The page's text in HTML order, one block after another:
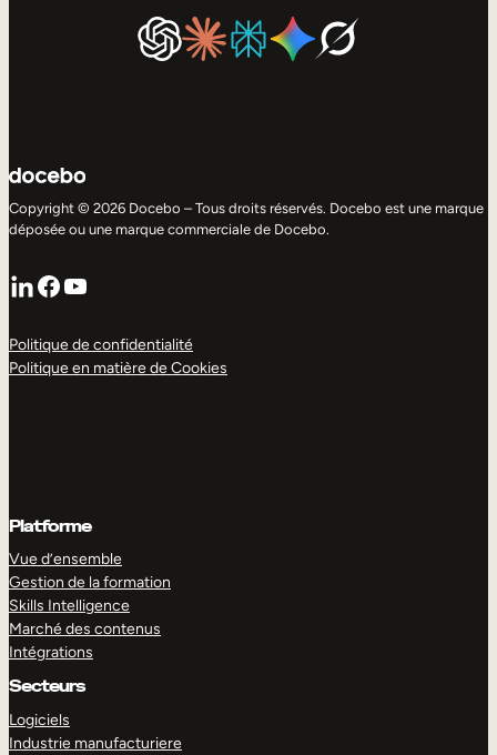
Copyright © 2026 Docebo – Tous droits réservés. Docebo est une marque
déposée ou une marque commerciale de Docebo.
LinkedIn
Facebook
YouTube
Politique de confidentialité
Politique en matière de Cookies
Platforme
Vue d’ensemble
Gestion de la formation
Skills Intelligence
Marché des contenus
Intégrations
Secteurs
Logiciels
Industrie manufacturiere